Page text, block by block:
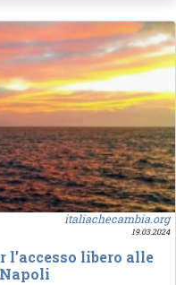
italiachecambia.org
19.03.2024
l’accesso libero alle